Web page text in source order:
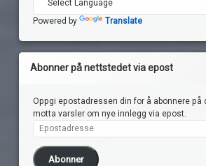
Powered by Translate
Abonner på nettstedet via epost
Oppgi epostadressen din for å abonnere på
motta varsler om nye innlegg via epost.
Epostadresse
Abonner